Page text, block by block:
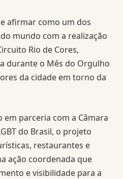
afirmar como um dos
mundo com a realização
Rio de Cores,
durante o Mês do Orgulho
da cidade em torno da
em parceria com a Câmara
do Brasil, o projeto
restaurantes e
ação coordenada que
e visibilidade para a